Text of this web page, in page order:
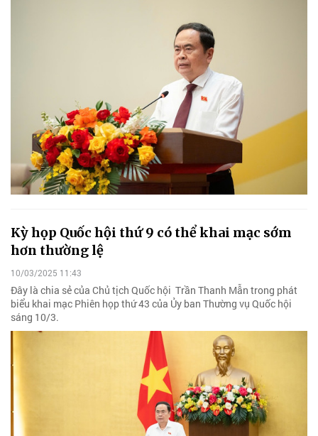
Kỳ họp Quốc hội thứ 9 có thể khai mạc sớm
hơn thường lệ
10/03/2025 11:43
Đây là chia sẻ của Chủ tịch Quốc hội Trần Thanh Mẫn trong phát
biểu khai mạc Phiên họp thứ 43 của Ủy ban Thường vụ Quốc hội
sáng 10/3.